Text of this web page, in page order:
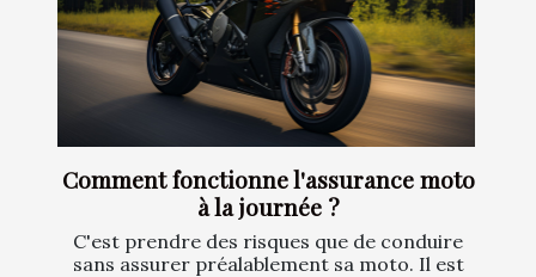
Comment fonctionne l'assurance moto
à la journée ?
C'est prendre des risques que de conduire
sans assurer préalablement sa moto. Il est